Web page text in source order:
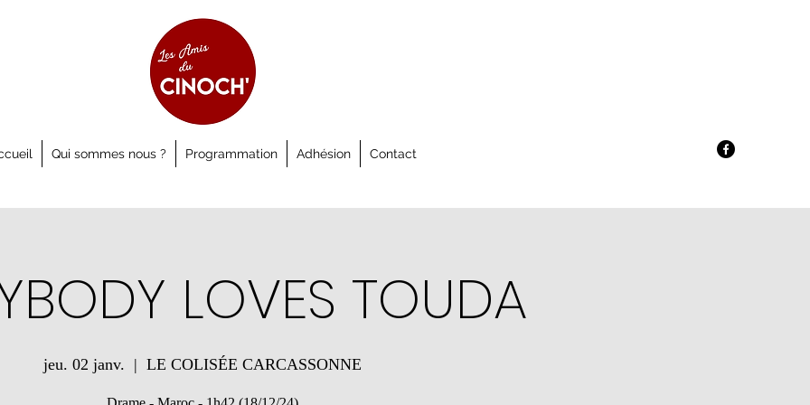
Qui sommes nous ? Programmation Adhésion Contact
LOVES TOUDA
jeu. 02 janv.
  |
LE COLISÉE CARCASSONNE